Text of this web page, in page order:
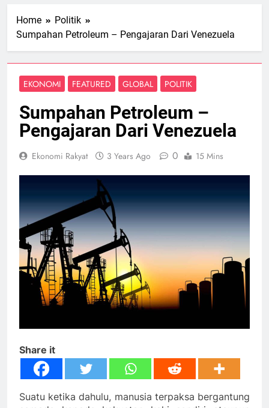
Home
Politik
Sumpahan Petroleum – Pengajaran Dari Venezuela
EKONOMI FEATURED GLOBAL POLITIK
Sumpahan Petroleum –
Pengajaran Dari Venezuela
Ekonomi Rakyat 3 Years Ago 0 15 Mins
Share it
Suatu ketika dahulu, manusia terpaksa bergantung